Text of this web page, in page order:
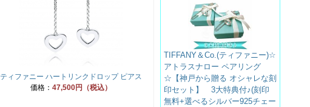
ティファニー ハートリンクドロップ ピアス
価格： 47,500円（税込）
TIFFANY＆Co.(ティファニー)☆
アトラスナロー ペアリング
☆【神戸から贈る オシャレな刻
印セット】 3大特典付♪(刻印
無料+選べるシルバー925チェー